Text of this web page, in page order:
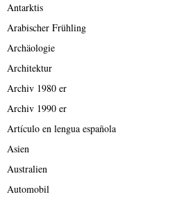
Antarktis
Arabischer Frühling
Archäologie
Architektur
Archiv 1980 er
Archiv 1990 er
Artículo en lengua española
Asien
Australien
Automobil